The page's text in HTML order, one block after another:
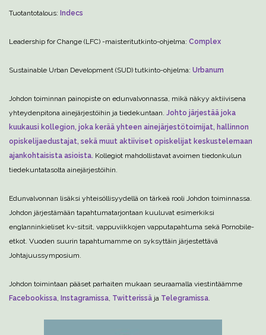
Tuotantotalous: Indecs
Leadership for Change (LFC) -maisteritutkinto-ohjelma: Complex
Sustainable Urban Development (SUD) tutkinto-ohjelma: Urbanum
Johdon toiminnan painopiste on edunvalvonnassa, mikä näkyy aktiivisena
yhteydenpitona ainejärjestöihin ja tiedekuntaan. Johto järjestää joka
kuukausi kollegion, joka kerää yhteen ainejärjestötoimijat, hallinnon
opiskelijaedustajat, sekä muut aktiiviset opiskelijat keskustelemaan
ajankohtaisista asioista. Kollegiot mahdollistavat avoimen tiedonkulun
tiedekuntatasolta ainejärjestöihin.
Edunvalvonnan lisäksi yhteisöllisyydellä on tärkeä rooli Johdon toiminnassa.
Johdon järjestämään tapahtumatarjontaan kuuluvat esimerkiksi
englanninkieliset kv-sitsit, vappuviikkojen vapputapahtuma sekä Pornobile-
etkot. Vuoden suurin tapahtumamme on syksyttäin järjestettävä
Johtajuussymposium.
Johdon toimintaan pääset parhaiten mukaan seuraamalla viestintäämme
Facebookissa, Instagramissa, Twitterissä ja Telegramissa.